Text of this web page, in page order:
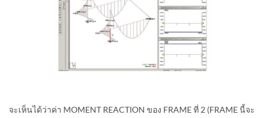
จะเห็นได้ว่าค่า MOMENT REACTION ของ FRAME ที่ 2 (FRAME นี้จะ